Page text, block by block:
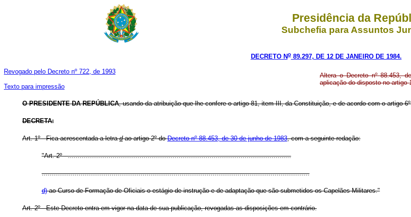
Presidência da
Subchefia para Assuntos
DECRETO No89.297, DE 12 DE JANEIRO DE 1984.
Revogado pelo Decreto nº 722, de 1993
Texto para impressão
Altera o Decreto nº 88.453,
aplicação do disposto no artigo
O PRESIDENTE DA REPÚBLICA, usando da atribuição que lhe confere o artigo 81, item III, da Constituição, e de acordo com o artigo
DECRETA:
Art. 1º - Fica acrescentada a letradao artigo 2º doDecreto nº 88.453, de 30 de junho de 1983, com a seguinte redação:
"Art. 2º - ...................................................................................................................
..........................................................................................................................................
d)ao Curso de Formação de Oficiais o estágio de instrução e de adaptação que são submetidos os Capelães Militares."
Art. 2º - Este Decreto entra em vigor na data de sua publicação, revogadas as disposições em contrário.